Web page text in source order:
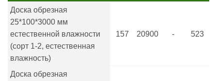
Доска обрезная
25*100*3000 мм
естественной влажности
(сорт 1-2, естественная
влажность)
157 20900 - 523
Доска обрезная